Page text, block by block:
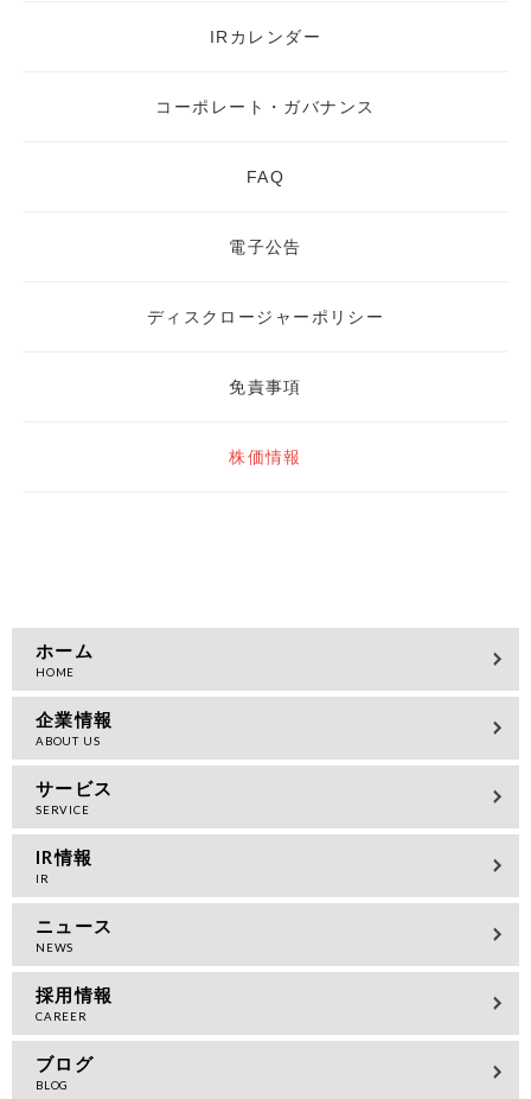
IRカレンダー
コーポレート・ガバナンス
FAQ
電子公告
ディスクロージャーポリシー
免責事項
株価情報
ホーム
企業情報
サービス
IR情報
ニュース
採用情報
ブログ